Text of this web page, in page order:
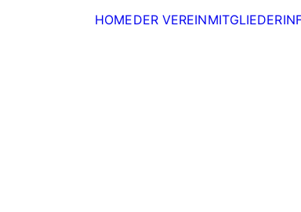
HOMEDER VEREINMITGLIEDER